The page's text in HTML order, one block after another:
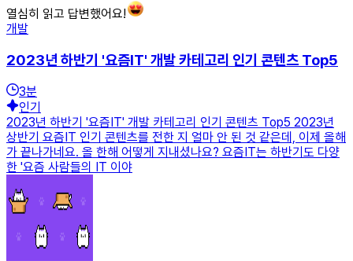
열심히 읽고 답변했어요!
개발
2023년 하반기 '요즘IT' 개발 카테고리 인기 콘텐츠 Top5
3분
인기
2023년 하반기 '요즘IT' 개발 카테고리 인기 콘텐츠 Top5 2023년
상반기 요즘IT 인기 콘텐츠를 전한 지 얼마 안 된 것 같은데, 이제 올해
가 끝나가네요. 올 한해 어떻게 지내셨나요? 요즘IT는 하반기도 다양
한 '요즘 사람들의 IT 이야